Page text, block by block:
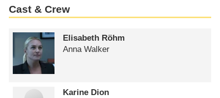
Cast & Crew
Elisabeth Röhm
Anna Walker
Karine Dion